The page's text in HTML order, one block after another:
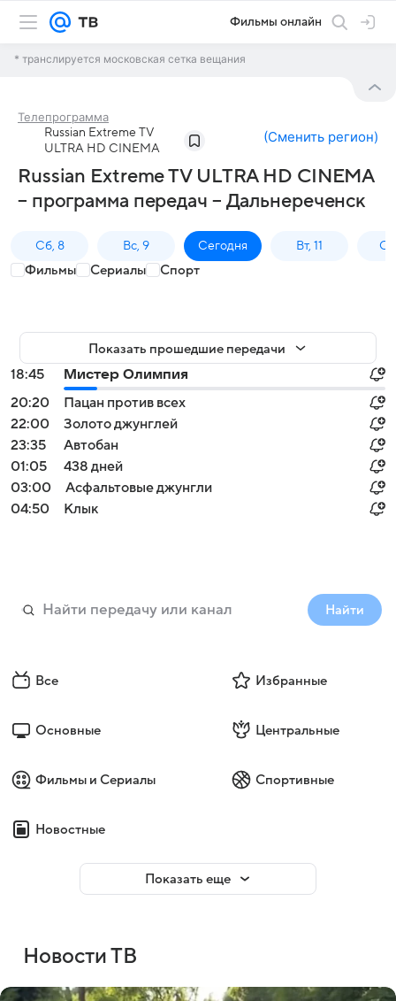
Фильмы онлайн
* транслируется московская сетка вещания
Телепрограмма
Russian Extreme TV
ULTRA HD CINEMA
(Сменить регион)
Russian Extreme TV ULTRA HD CINEMA
– программа передач – Дальнереченск
Сб, 8 Вс, 9 Сегодня Вт, 11
Фильмы Сериалы Спорт
Показать прошедшие передачи
18:45
Мистер Олимпия
20:20
Пацан против всех
22:00
Золото джунглей
23:35
Автобан
01:05
438 дней
03:00
Асфальтовые джунгли
04:50
Клык
Найти
Все Избранные
Основные Центральные
Фильмы и Сериалы Спортивные
Новостные
Показать еще
Новости ТВ